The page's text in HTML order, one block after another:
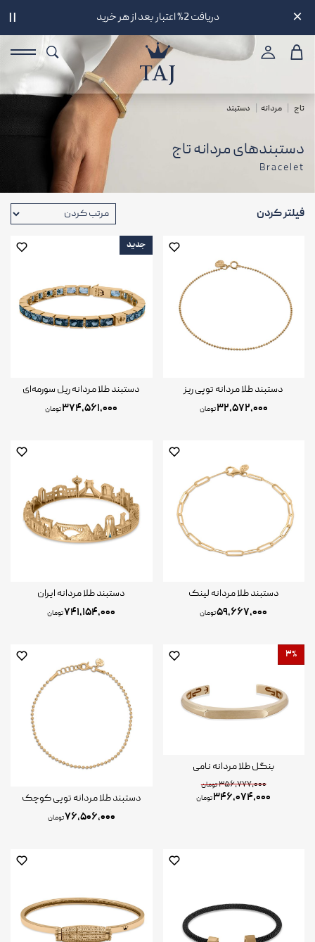
تحویل سه ساعته در تهران
تاج مردانه دستبند
دستبندهای مردانه تاج
Bracelet
فیلتر کردن
دستبند طلا مردانه توپی ریز
۳۲,۵۷۲,۰۰۰تومان
جدید
دستبند طلا مردانه ریل سورمه‌ای
۳۷۴,۵۶۱,۰۰۰تومان
دستبند طلا مردانه لینک
۵۹,۶۶۷,۰۰۰تومان
دستبند طلا مردانه ایران
۷۴۱,۱۵۴,۰۰۰تومان
۳%
بنگل طلا مردانه نامی
۳۵۶,۷۷۷,۰۰۰تومان
۳۴۶,۰۷۴,۰۰۰تومان
دستبند طلا مردانه توپی کوچک
۷۶,۵۰۶,۰۰۰تومان